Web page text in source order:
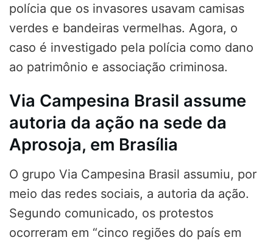
polícia que os invasores usavam camisas
verdes e bandeiras vermelhas. Agora, o
caso é investigado pela polícia como dano
ao patrimônio e associação criminosa.
Via Campesina Brasil assume
autoria da ação na sede da
Aprosoja, em Brasília
O grupo Via Campesina Brasil assumiu, por
meio das redes sociais, a autoria da ação.
Segundo comunicado, os protestos
ocorreram em “cinco regiões do país em